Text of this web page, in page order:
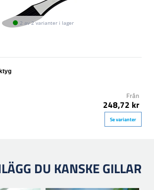
2 av 2 varianter i lager
Från
248,72 kr
Se varianter
DU KANSKE GILLAR